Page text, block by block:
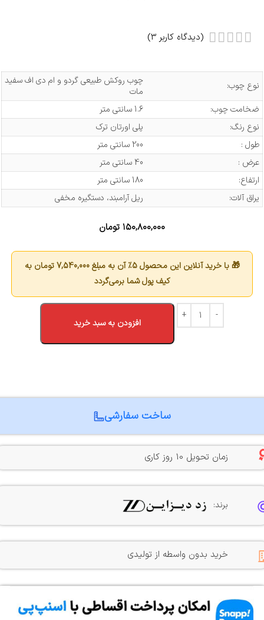
(دیدگاه کاربر 3
)
نوع چوب:
چوب روکش طبیعی گردو و ام دی اف سفید
مات
ضخامت چوب:
1.6 سانتی متر
نوع رنگ:
پلی اورتان ترک
طول :
200 سانتی متر
عرض :
40 سانتی متر
ارتفاع:
180 سانتی متر
یراق آلات:
ریل آرامبند، دستگیره مخفی
۱۵۰,۸۰۰,۰۰۰ تومان
🎁 با خرید آنلاین این محصول 5٪ آن به مبلغ 7,540,000تومان به
کیف پول شما برمی‌گردد
افزودن به سبد خرید
ساخت سفارشی
زمان تحویل 10 روز کاری
برند:
خرید بدون واسطه از تولیدی